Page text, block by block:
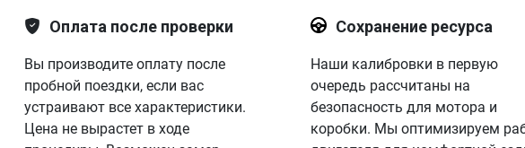
Оплата после проверки
Вы производите оплату после
пробной поездки, если вас
устраивают все характеристики.
Цена не вырастет в ходе
Сохранение ресурса
Наши калибровки в первую
очередь рассчитаны на
безопасность для мотора и
коробки. Мы оптимизируем